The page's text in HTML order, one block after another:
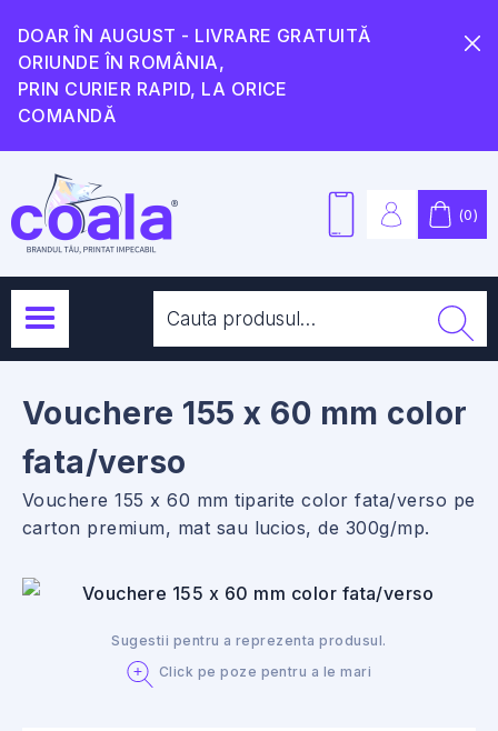
DOAR ÎN AUGUST - LIVRARE GRATUITĂ
ORIUNDE ÎN ROMÂNIA,
PRIN CURIER RAPID, LA ORICE
COMANDĂ
(0)
Vouchere 155 x 60 mm color
fata/verso
Vouchere 155 x 60 mm tiparite color fata/verso pe
carton premium, mat sau lucios, de 300g/mp.
Sugestii pentru a reprezenta produsul.
Click pe poze pentru a le mari